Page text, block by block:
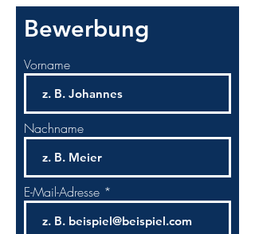
Bewerbung
Vorname
Nachname
E-Mail-Adresse